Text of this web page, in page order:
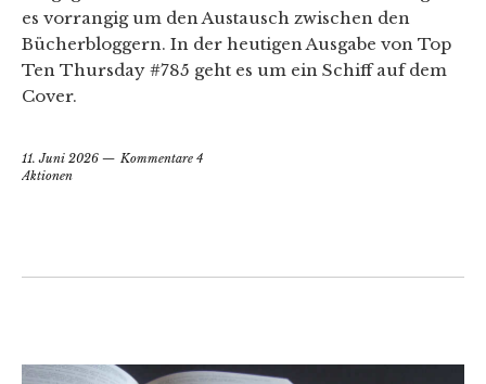
es vorrangig um den Austausch zwischen den
Bücherbloggern. In der heutigen Ausgabe von Top
Ten Thursday #785 geht es um ein Schiff auf dem
Cover.
11. Juni 2026
Kommentare 4
Aktionen